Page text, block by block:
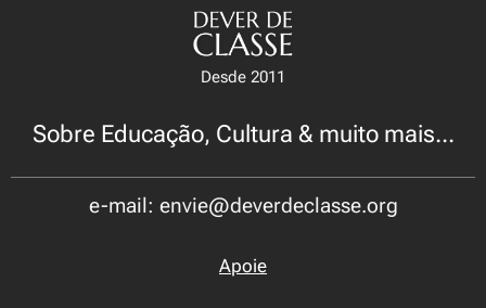
Desde 2011
Sobre Educação, Cultura & muito mais...
e-mail: envie@deverdeclasse.org
Apoie